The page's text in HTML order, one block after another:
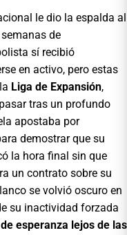
le dio la espalda al
de
sí recibió
en activo, pero estas
Liga de Expansión,
tras un profundo
apostaba por
demostrar que su
la hora final sin que
un contrato sobre su
se volvió oscuro en
su inactividad forzada
esperanza lejos de las